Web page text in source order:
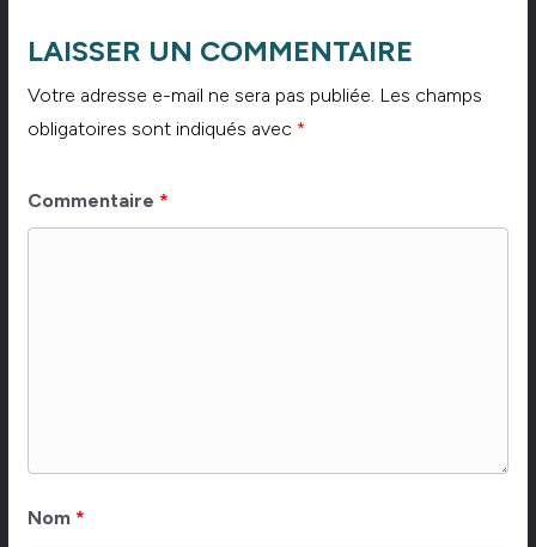
LAISSER UN COMMENTAIRE
Votre adresse e-mail ne sera pas publiée. Les champs
obligatoires sont indiqués avec *
Commentaire *
Nom *